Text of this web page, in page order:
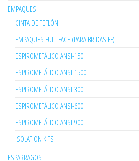
EMPAQUES
CINTA DE TEFLÓN
EMPAQUES FULL FACE (PARA BRIDAS FF)
ESPIROMETÁLICO ANSI-150
ESPIROMETÁLICO ANSI-1500
ESPIROMETÁLICO ANSI-300
ESPIROMETÁLICO ANSI-600
ESPIROMETÁLICO ANSI-900
ISOLATION KITS
ESPARRAGOS